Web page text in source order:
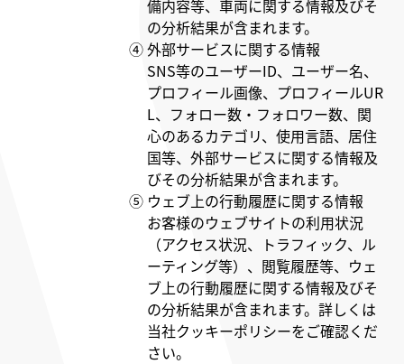
備内容等、車両に関する情報及びそ
の分析結果が含まれます。
④ 外部サービスに関する情報
SNS等のユーザーID、ユーザー名、
プロフィール画像、プロフィールUR
L、フォロー数・フォロワー数、関
心のあるカテゴリ、使用言語、居住
国等、外部サービスに関する情報及
びその分析結果が含まれます。
⑤ ウェブ上の行動履歴に関する情報
お客様のウェブサイトの利用状況
（アクセス状況、トラフィック、ル
ーティング等）、閲覧履歴等、ウェ
ブ上の行動履歴に関する情報及びそ
の分析結果が含まれます。詳しくは
当社クッキーポリシーをご確認くだ
さい。